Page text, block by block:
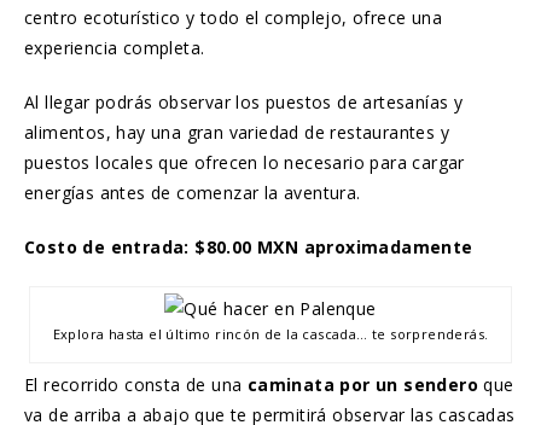
centro ecoturístico y todo el complejo, ofrece una
experiencia completa.
Al llegar podrás observar los puestos de artesanías y
alimentos, hay una gran variedad de restaurantes y
puestos locales que ofrecen lo necesario para cargar
energías antes de comenzar la aventura.
Costo de entrada: $80.00 MXN aproximadamente
Explora hasta el último rincón de la cascada… te sorprenderás.
El recorrido consta de una caminata por un sendero que
va de arriba a abajo que te permitirá observar las cascadas